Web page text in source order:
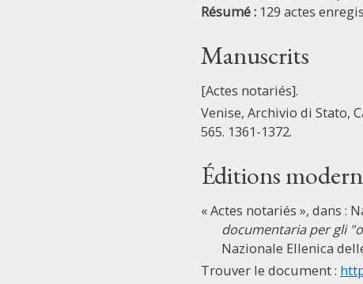
Résumé : 129 actes
Manuscrits
[Actes notariés].
Venise, Archivio di Stato,
565. 1361-1372.
Éditions
« Actes notariés », dans :
documentaria per gli
Nazionale Ellenica
Trouver le document :